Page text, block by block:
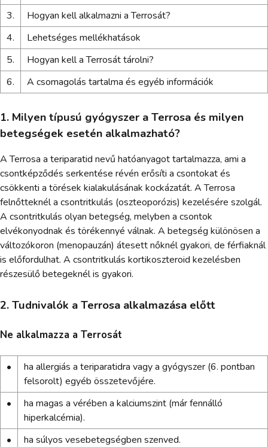
3.
Hogyan kell alkalmazni a Terrosát?
4.
Lehetséges mellékhatások
5.
Hogyan kell a Terrosát tárolni?
6.
A csomagolás tartalma és egyéb információk
1. Milyen típusú gyógyszer a Terrosa és milyen
betegségek esetén alkalmazható?
A Terrosa a teriparatid nevű hatóanyagot tartalmazza, ami a
csontképződés serkentése révén erősíti a csontokat és
csökkenti a törések kialakulásának kockázatát. A Terrosa
felnőtteknél a csontritkulás (oszteoporózis) kezelésére szolgál.
A csontritkulás olyan betegség, melyben a csontok
elvékonyodnak és törékennyé válnak. A betegség különösen a
változókoron (menopauzán) átesett nőknél gyakori, de férfiaknál
is előfordulhat. A csontritkulás kortikoszteroid kezelésben
részesülő betegeknél is gyakori.
2. Tudnivalók a Terrosa alkalmazása előtt
Ne alkalmazza a Terrosát
•
ha allergiás a teriparatidra vagy a gyógyszer (6. pontban
felsorolt) egyéb összetevőjére.
•
ha magas a vérében a kalciumszint (már fennálló
hiperkalcémia).
•
ha súlyos vesebetegségben szenved.